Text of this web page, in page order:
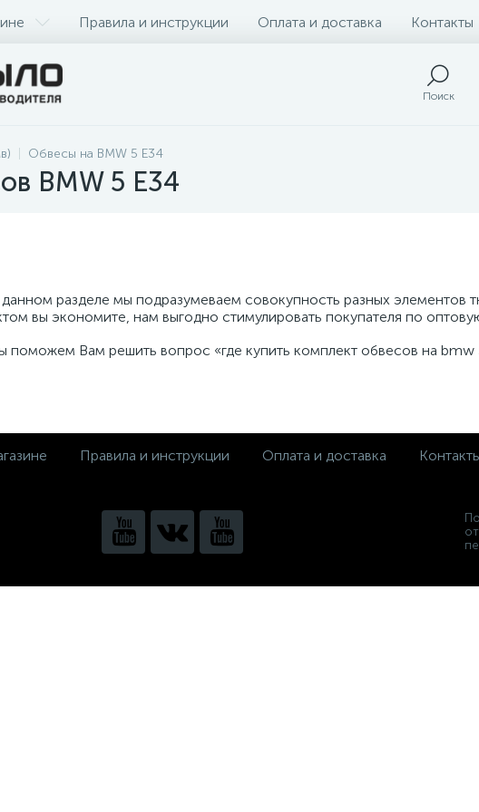
Правила и инструкции Оплата и доставка Контакты
Поиск
Обвесы на BMW 5 Е34
BMW 5 E34
разделе мы подразумеваем совокупность разных
вы экономите, нам выгодно стимулировать покупателя по
Вам решить вопрос «где купить комплект обвесов на bmw
Правила и инструкции Оплата и доставка